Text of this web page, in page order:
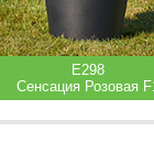
Е298
Сенсация Розовая